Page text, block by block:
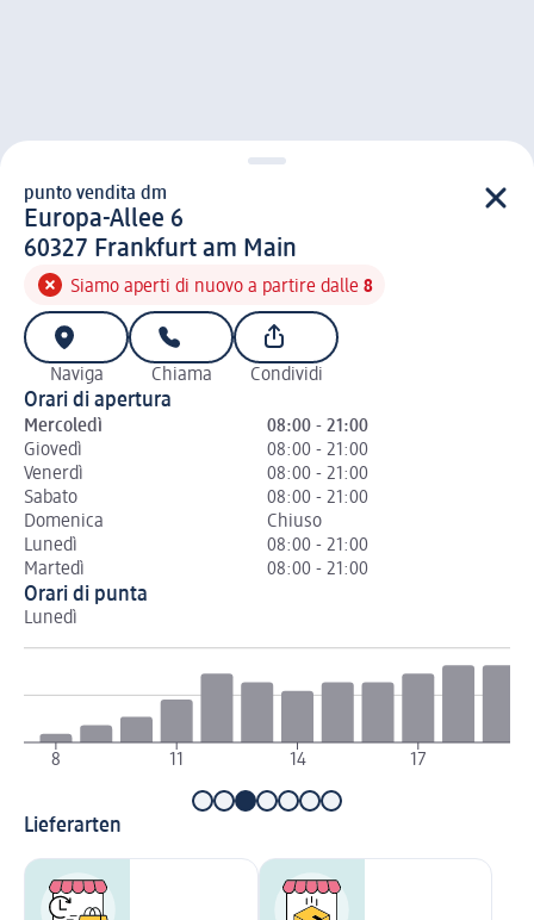
punto vendita d m
punto vendita dm
Europa-Allee 6
6 0 3 2 7
60327 Frankfurt am Main
Siamo aperti di nuovo a partire dalle 8
Naviga Chiama Condividi
Orari di apertura
Mercoledì
08:00 - 21:00
Giovedì
08:00 - 21:00
Venerdì
08:00 - 21:00
Sabato
08:00 - 21:00
Domenica
Chiuso
Lunedì
08:00 - 21:00
Martedì
08:00 - 21:00
Orari di punta
Lunedì
8 11 14 17
Lieferarten